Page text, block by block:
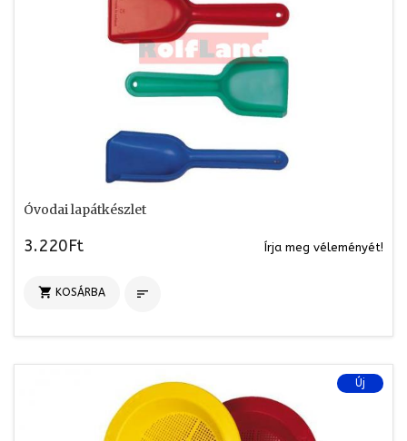
Óvodai lapátkészlet
3.220Ft Írja meg véleményét!
 KOSÁRBA 
Új